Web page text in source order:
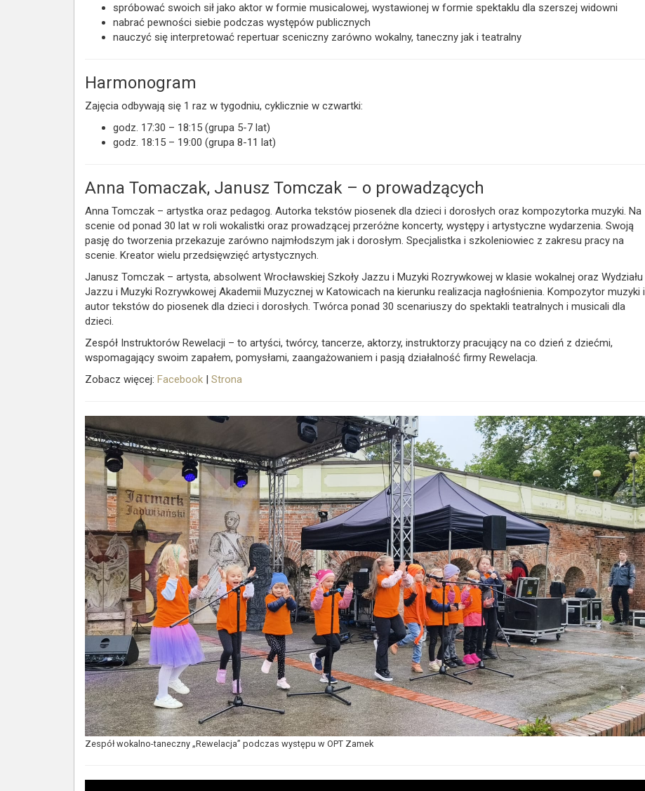
spróbować swoich sił jako aktor w formie musicalowej, wystawionej w formie spektaklu dla szerszej widowni
nabrać pewności siebie podczas występów publicznych
nauczyć się interpretować repertuar sceniczny zarówno wokalny, taneczny jak i teatralny
Harmonogram
Zajęcia odbywają się 1 raz w tygodniu, cyklicznie w czwartki:
godz. 17:30 – 18:15 (grupa 5-7 lat)
godz. 18:15 – 19:00 (grupa 8-11 lat)
Anna Tomaczak, Janusz Tomczak – o prowadzących
Anna Tomczak – artystka oraz pedagog. Autorka tekstów piosenek dla dzieci i dorosłych oraz kompozytorka muzyki. Na
scenie od ponad 30 lat w roli wokalistki oraz prowadzącej przeróżne koncerty, występy i artystyczne wydarzenia. Swoją
pasję do tworzenia przekazuje zarówno najmłodszym jak i dorosłym. Specjalistka i szkoleniowiec z zakresu pracy na
scenie. Kreator wielu przedsięwzięć artystycznych.
Janusz Tomczak – artysta, absolwent Wrocławskiej Szkoły Jazzu i Muzyki Rozrywkowej w klasie wokalnej oraz Wydziału
Jazzu i Muzyki Rozrywkowej Akademii Muzycznej w Katowicach na kierunku realizacja nagłośnienia. Kompozytor muzyki i
autor tekstów do piosenek dla dzieci i dorosłych. Twórca ponad 30 scenariuszy do spektakli teatralnych i musicali dla
dzieci.
Zespół Instruktorów Rewelacji – to artyści, twórcy, tancerze, aktorzy, instruktorzy pracujący na co dzień z dziećmi,
wspomagający swoim zapałem, pomysłami, zaangażowaniem i pasją działalność firmy Rewelacja.
Zobacz więcej: Facebook | Strona
Zespół wokalno-taneczny „Rewelacja” podczas występu w OPT Zamek